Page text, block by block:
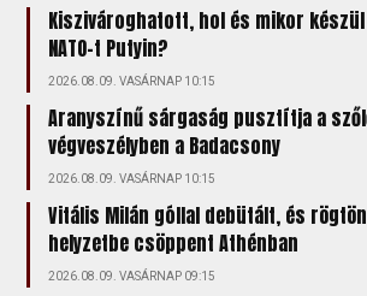
Kiszivároghatott, hol és mikor
NATO-t Putyin?
2026.08.09. VASÁRNAP 10:15
Aranyszínű sárgaság pusztítja a
végveszélyben a Badacsony
2026.08.09. VASÁRNAP 10:15
Vitális Milán góllal debütált, és
helyzetbe csöppent Athénban
2026.08.09. VASÁRNAP 09:15